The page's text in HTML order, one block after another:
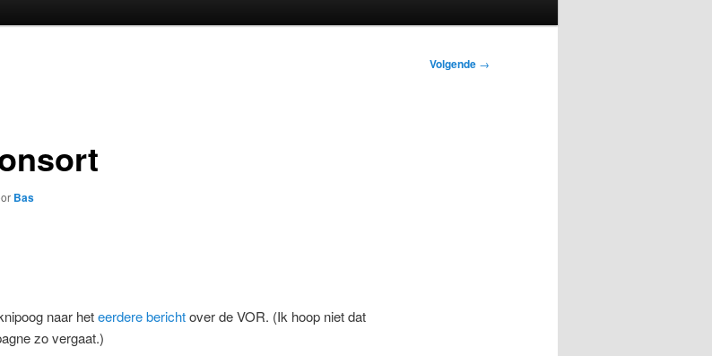
Volgende →
Bas
naar heteerdere berichtover de VOR. (Ik hoop niet dat
zo vergaat.)